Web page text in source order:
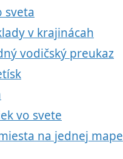
sveta
v krajinácah
vodičský preukaz
vo svete
na jednej mape